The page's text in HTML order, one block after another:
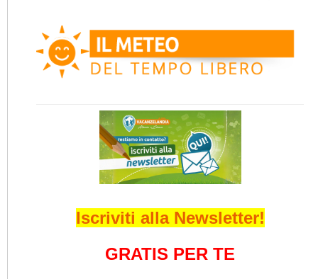
Iscriviti alla Newsletter!
GRATIS PER TE